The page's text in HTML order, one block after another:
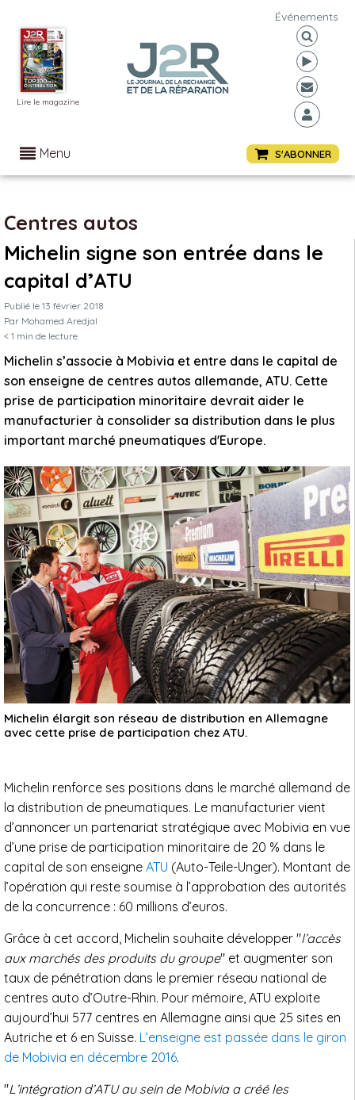
Lire le magazine
Événements
Menu S'ABONNER
Centres autos
Michelin signe son entrée dans le
capital d’ATU
Publié le 13 février 2018
Par Mohamed Aredjal
< 1 min de lecture
Michelin s’associe à Mobivia et entre dans le capital de
son enseigne de centres autos allemande, ATU. Cette
prise de participation minoritaire devrait aider le
manufacturier à consolider sa distribution dans le plus
important marché pneumatiques d'Europe.
Michelin élargit son réseau de distribution en Allemagne
avec cette prise de participation chez ATU.
Michelin renforce ses positions dans le marché allemand de
la distribution de pneumatiques. Le manufacturier vient
d’annoncer un partenariat stratégique avec Mobivia en vue
d’une prise de participation minoritaire de 20 % dans le
capital de son enseigne ATU (Auto-Teile-Unger). Montant de
l’opération qui reste soumise à l’approbation des autorités
de la concurrence : 60 millions d’euros.
Grâce à cet accord, Michelin souhaite développer "l’accès
aux marchés des produits du groupe" et augmenter son
taux de pénétration dans le premier réseau national de
centres auto d’Outre-Rhin. Pour mémoire, ATU exploite
aujourd’hui 577 centres en Allemagne ainsi que 25 sites en
Autriche et 6 en Suisse. L’enseigne est passée dans le giron
de Mobivia en décembre 2016.
"L’intégration d’ATU au sein de Mobivia a créé les